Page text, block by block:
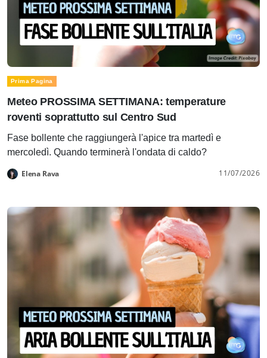
Prima Pagina
Meteo PROSSIMA SETTIMANA: temperature
roventi soprattutto sul Centro Sud
Fase bollente che raggiungerà l'apice tra martedì e
mercoledì. Quando terminerà l'ondata di caldo?
Elena Rava 11/07/2026